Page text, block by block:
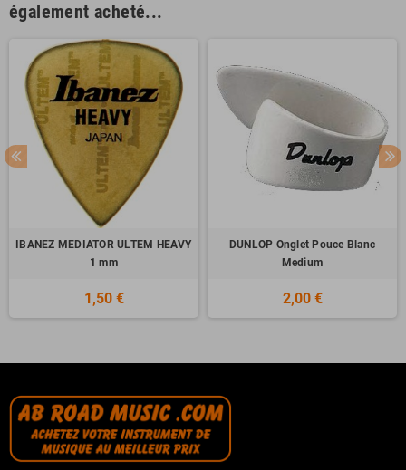
également acheté...
IBANEZ MEDIATOR ULTEM HEAVY
1 mm
1,50 €
DUNLOP Onglet Pouce Blanc
Medium
2,00 €